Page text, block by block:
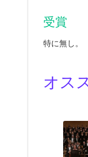
受賞
特に無し。
オス